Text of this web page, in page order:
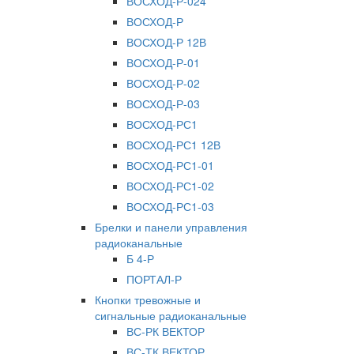
ВОСХОД-Р
ВОСХОД-Р 12В
ВОСХОД-Р-01
ВОСХОД-Р-02
ВОСХОД-Р-03
ВОСХОД-РС1
ВОСХОД-РС1 12В
ВОСХОД-РС1-01
ВОСХОД-РС1-02
ВОСХОД-РС1-03
Брелки и панели управления
радиоканальные
Б 4-Р
ПОРТАЛ-Р
Кнопки тревожные и
сигнальные радиоканальные
ВС-РК ВЕКТОР